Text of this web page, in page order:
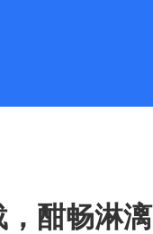
酣畅淋漓